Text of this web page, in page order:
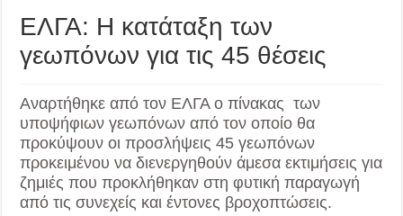
ΕΛΓΑ: Η κατάταξη των
γεωπόνων για τις 45 θέσεις
Αναρτήθηκε από τον ΕΛΓΑ ο πίνακας των
υποψήφιων γεωπόνων από τον οποίο θα
προκύψουν οι προσλήψεις 45 γεωπόνων
προκειμένου να διενεργηθούν άμεσα εκτιμήσεις για
ζημιές που προκλήθηκαν στη φυτική παραγωγή
από τις συνεχείς και έντονες βροχοπτώσεις.